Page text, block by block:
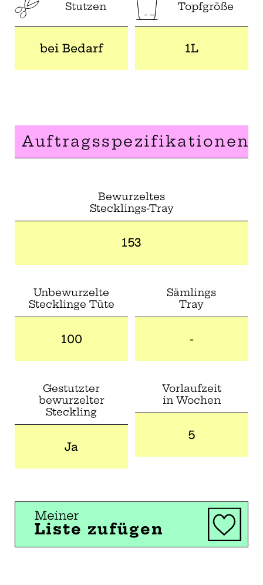
Stutzen
bei Bedarf
Topfgröße
1L
Auftragsspezifikationen
Bewurzeltes
Stecklings-Tray
153
Unbewurzelte
Stecklinge Tüte
100
Sämlings
Tray
-
Gestutzter
bewurzelter
Steckling
Ja
Vorlaufzeit
in Wochen
5
Meiner
Liste zufügen